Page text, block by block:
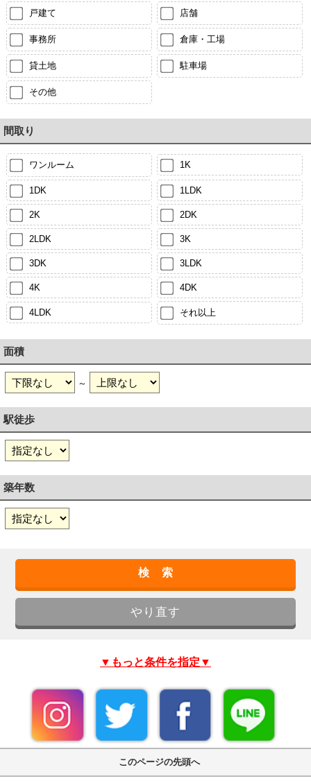
戸建て 店舗
事務所 倉庫・工場
貸土地 駐車場
その他
間取り
ワンルーム 1K
1DK 1LDK
2K 2DK
2LDK 3K
3DK 3LDK
4K 4DK
4LDK それ以上
面積
～
駅徒歩
築年数
▼もっと条件を指定▼
このページの先頭へ